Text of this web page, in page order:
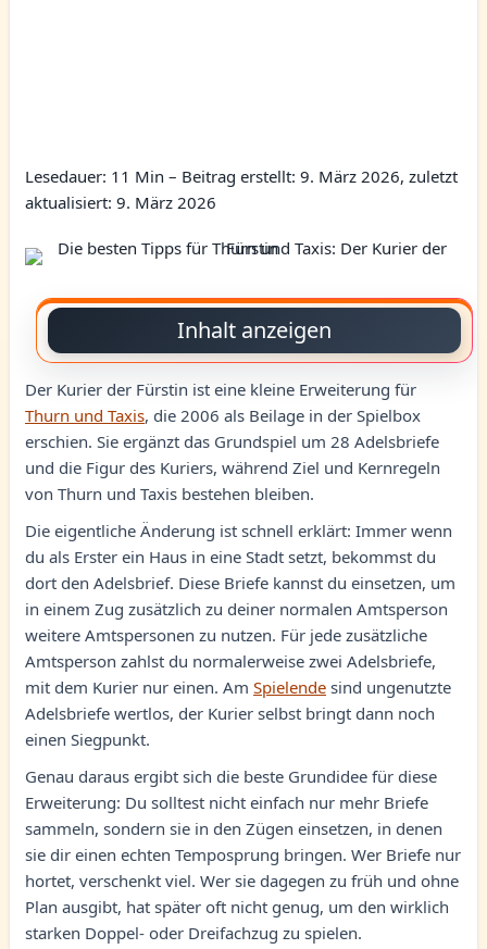
Lesedauer: 11 Min – Beitrag erstellt: 9. März 2026, zuletzt
aktualisiert: 9. März 2026
Inhalt anzeigen
Der Kurier der Fürstin ist eine kleine Erweiterung für
Thurn und Taxis, die 2006 als Beilage in der Spielbox
erschien. Sie ergänzt das Grundspiel um 28 Adelsbriefe
und die Figur des Kuriers, während Ziel und Kernregeln
von Thurn und Taxis bestehen bleiben.
Die eigentliche Änderung ist schnell erklärt: Immer wenn
du als Erster ein Haus in eine Stadt setzt, bekommst du
dort den Adelsbrief. Diese Briefe kannst du einsetzen, um
in einem Zug zusätzlich zu deiner normalen Amtsperson
weitere Amtspersonen zu nutzen. Für jede zusätzliche
Amtsperson zahlst du normalerweise zwei Adelsbriefe,
mit dem Kurier nur einen. Am Spielende sind ungenutzte
Adelsbriefe wertlos, der Kurier selbst bringt dann noch
einen Siegpunkt.
Genau daraus ergibt sich die beste Grundidee für diese
Erweiterung: Du solltest nicht einfach nur mehr Briefe
sammeln, sondern sie in den Zügen einsetzen, in denen
sie dir einen echten Temposprung bringen. Wer Briefe nur
hortet, verschenkt viel. Wer sie dagegen zu früh und ohne
Plan ausgibt, hat später oft nicht genug, um den wirklich
starken Doppel- oder Dreifachzug zu spielen.